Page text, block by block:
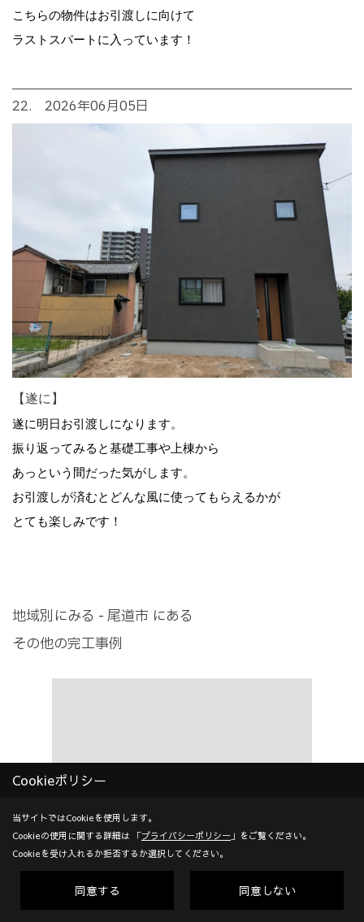
こちらの物件はお引渡しに向けて
ラストスパートに入っています！
22. 2026年06月05日
【遂に】
遂に明日お引渡しになります。
振り返ってみると基礎工事や上棟から
あっという間だった気がします。
お引渡しが済むとどんな風に使ってもらえるかが
とても楽しみです！
地域別にみる - 尾道市 にある
その他の完工事例
眠る時も朝の支度も心地いい家 ＃リフォー
Cookieポリシー
当サイトではCookieを使用します。
Cookieの使用に関する詳細は 「プライバシーポリシー 」をご覧ください。
Cookieを受け入れるか拒否するか選択してください。
同意する 同意しない